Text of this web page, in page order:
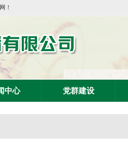
！
中心 党群建设